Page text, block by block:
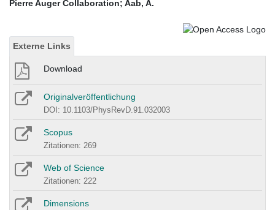
Pierre Auger Collaboration; Aab, A.
Externe Links
Download
Originalveröffentlichung
DOI: 10.1103/PhysRevD.91.032003
Scopus
Zitationen: 269
Web of Science
Zitationen: 222
Dimensions